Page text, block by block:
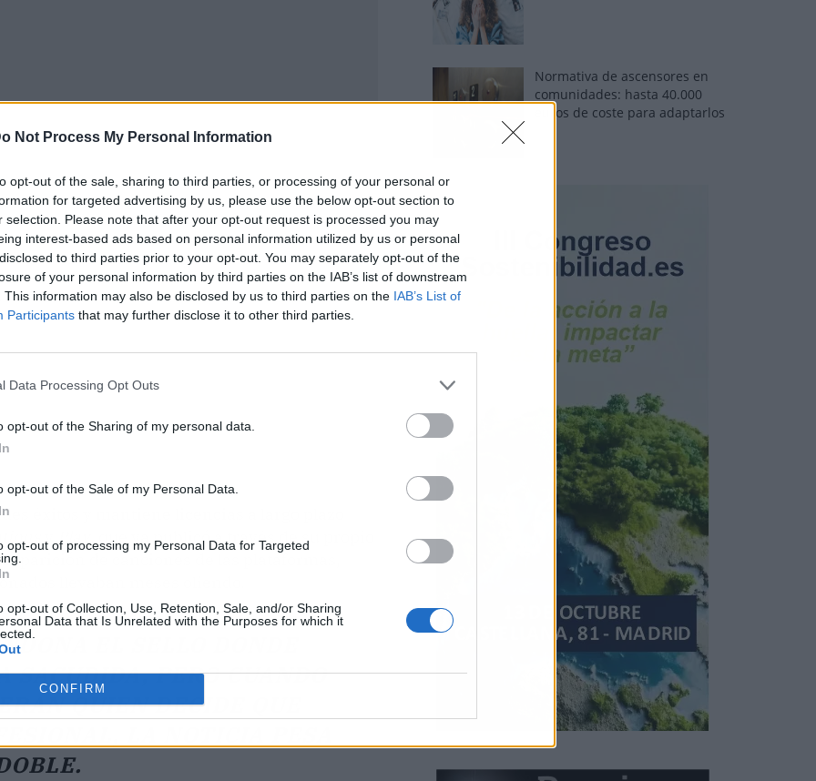
Not Process My Personal Information
opt-out of the sale, sharing to third parties, or processing of your personal or
for targeted advertising by us, please use the below opt-out section to
selection. Please note that after your opt-out request is processed you may
interest-based ads based on personal information utilized by us or personal
to third parties prior to your opt-out. You may separately opt-out of the
of your personal information by third parties on the IAB’s list of downstream
This information may also be disclosed by us to third parties on the IAB’s List of
Participants that may further disclose it to other third parties.
Data Processing Opt Outs
opt-out of the Sharing of my personal data.
opt-out of the Sale of my Personal Data.
opt-out of processing my Personal Data for Targeted
opt-out of Collection, Use, Retention, Sale, and/or Sharing
Data that Is Unrelated with the Purposes for which it
CONFIRM
éxitos y mantiene licencias a largo plazo
y Play
, que ya publicó a través de su propio
de canciones de las plataformas,
llevaban meses oliendo.
EL SELLO DONDE
SACUDIDA, PERO CUANDO
QUIEN DECIDE QUE
LA NOTICIA PESA
Normativa de ascensores en
comunidades: hasta 40.000
euros de coste para adaptarlos